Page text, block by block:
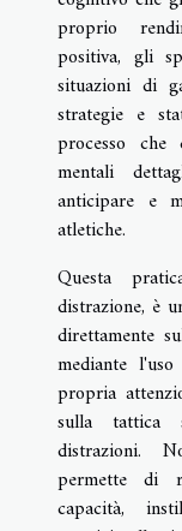
proprio
positiva, gli
situazioni di
strategie e
processo
mentali
anticipare e
atletiche.
Questa
distrazione, è
direttamente
mediante
propria
sulla tattica
distrazioni.
permette di
capacità,